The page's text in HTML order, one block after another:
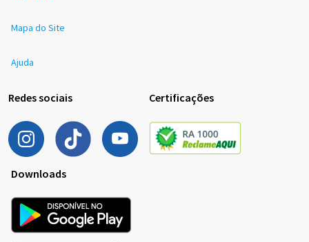
Mapa do Site
Ajuda
Redes sociais Certificações
Downloads